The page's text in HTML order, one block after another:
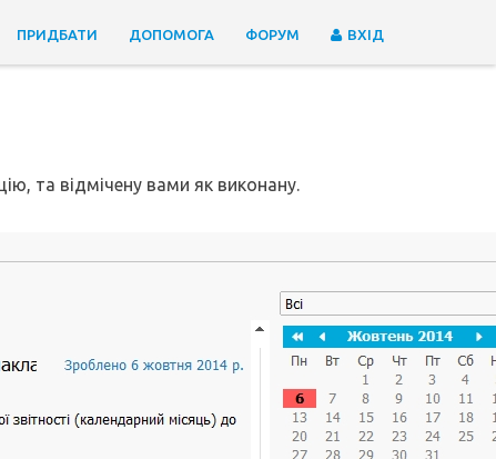
ПРИДБАТИ ДОПОМОГА ФОРУМ ВХІД
та відмічену вами як виконану.